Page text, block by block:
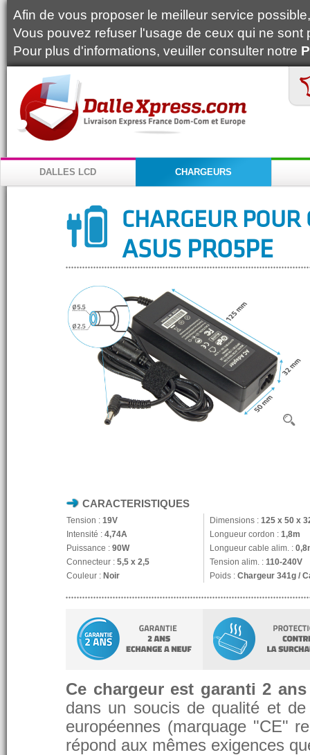
Afin de vous proposer le meilleur service
Vous pouvez refuser l'usage de ceux qui ne
Pour plus d'informations, veuiller consulter notre
DALLES LCD CHARGEURS
CHARGEUR
ASUS PRO5PE
CARACTERISTIQUES
Tension : 19V Dimensions : 125 x 50 x
Intensité : 4,74A Longueur cordon : 1,8m
Puissance : 90W Longueur cable alim. :
Connecteur : 5,5 x 2,5 Tension alim. : 110-240V
Couleur : Noir Poids : Chargeur 341g /
Ce chargeur est garanti 2 ans
dans un soucis de qualité et
européennes (marquage "CE"
répond aux mêmes exigences